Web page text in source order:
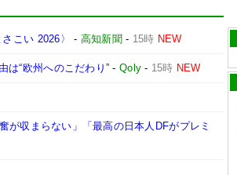
こい 2026〉 - 高知新聞 - 15時 NEW
は“欧州へのこだわり” - Qoly - 15時 NEW
が収まらない」「最高の日本人DFがプレミ